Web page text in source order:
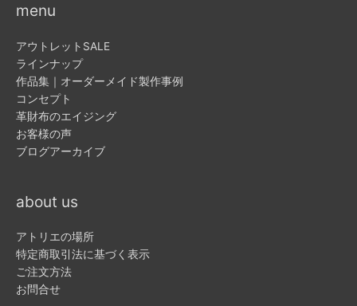
menu
アウトレットSALE
ラインナップ
作品集｜オーダーメイド製作事例
コンセプト
革財布のエイジング
お客様の声
ブログアーカイブ
about us
アトリエの場所
特定商取引法に基づく表示
ご注文方法
お問合せ